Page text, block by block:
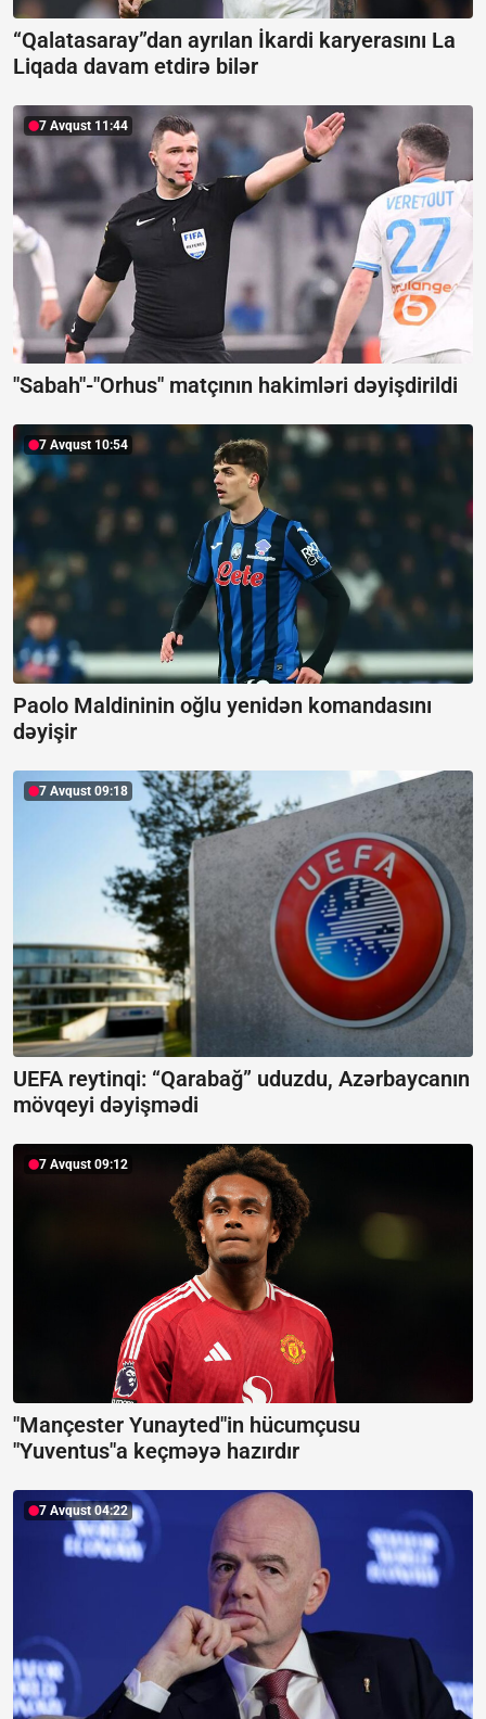
“Qalatasaray”dan ayrılan İkardi karyerasını La
Liqada davam etdirə bilər
7 Avqust 11:44
"Sabah"-"Orhus" matçının hakimləri dəyişdirildi
7 Avqust 10:54
Paolo Maldininin oğlu yenidən komandasını
dəyişir
7 Avqust 09:18
UEFA reytinqi: “Qarabağ” uduzdu, Azərbaycanın
mövqeyi dəyişmədi
7 Avqust 09:12
"Mançester Yunayted"in hücumçusu
"Yuventus"a keçməyə hazırdır
7 Avqust 04:22